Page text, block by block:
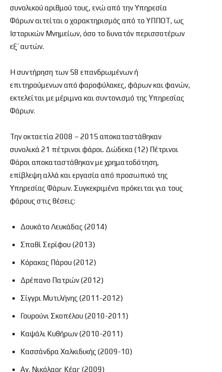
συνολικού αριθμού τους, ενώ από την Υπηρεσία
Φάρων αιτείται ο χαρακτηρισμός από το ΥΠΠΟΤ, ως
Ιστορικών Μνημείων, όσο το δυνατόν περισσοτέρων
εξ’ αυτών.
Η συντήρηση των 58 επανδρωμένων ή
επιτηρούμενων από φαροφύλακες, φάρων και φανών,
εκτελείται με μέριμνα και συντονισμό της Υπηρεσίας
Φάρων.
Την οκταετία 2008 – 2015 αποκαταστάθηκαν
συνολικά 21 πέτρινοι φάροι. Δώδεκα (12) Πέτρινοι
Φάροι αποκαταστάθηκαν με χρηματοδότηση,
επίβλεψη αλλά και εργασία από προσωπικό της
Υπηρεσίας Φάρων. Συγκεκριμένα πρόκειται για τους
φάρους στις θέσεις:
Δουκάτο Λευκάδας (2014)
Σπαθί Σερίφου (2013)
Κόρακας Πάρου (2012)
Δρέπανο Πατρών (2012)
Σίγγρι Μυτιλήνης (2011-2012)
Γουρούνι Σκοπέλου (2010-2011)
Καψάλι Κυθήρων (2010-2011)
Κασσάνδρα Χαλκιδικής (2009-10)
Αγ. Νικόλαος Κέας (2009)